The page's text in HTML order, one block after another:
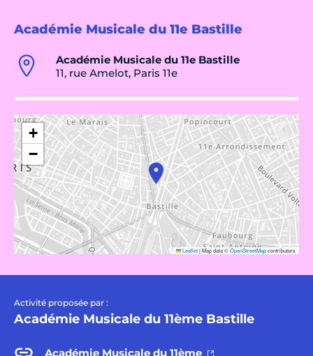
Académie Musicale du 11e Bastille
Académie Musicale du 11e Bastille
11, rue Amelot, Paris 11e
+
−
Leaflet|Map data ©OpenStreetMapcontributors
Activité proposée par :
Académie Musicale du 11ème Bastille
Académie Musicale du 11ème